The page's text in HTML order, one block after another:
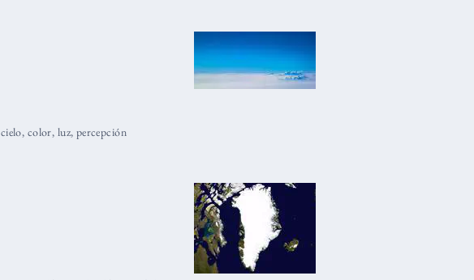
cielo, color, luz, percepción